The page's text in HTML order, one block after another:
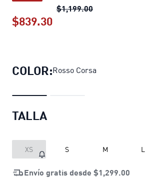
$1,199.00Playera
$839.30
COLOR:Rosso Corsa
TALLA
XS S M L
Envío gratis desde $1,299.00